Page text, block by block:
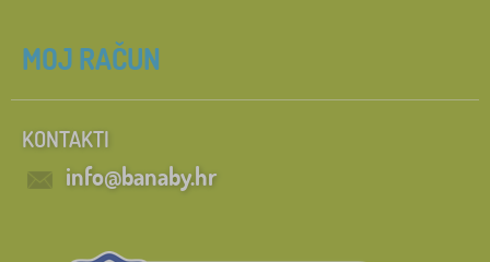
MOJ RAČUN
KONTAKTI
info@banaby.hr